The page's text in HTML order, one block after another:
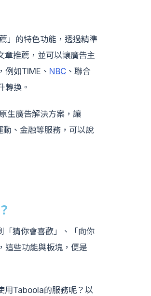
」的特色功能，透過精準
章推薦，並可以讓廣告主
例如TIME、 NBC 、聯合
轉換。
生廣告解決方案，讓
、金融等服務，可以說
「猜你會喜歡」、「向你
這些功能與板塊，便是
用Taboola的服務呢？以